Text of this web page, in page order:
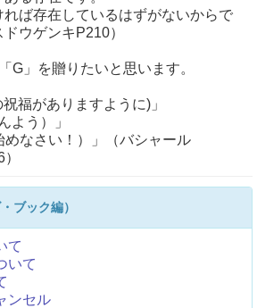
ば存在しているはずがないからで
ウゲンキP210）
G」を贈りたいと思います。
福がありますように)」
よう）」
めなさい！）」（バシャール
ブック編）
て
いて
ンセル